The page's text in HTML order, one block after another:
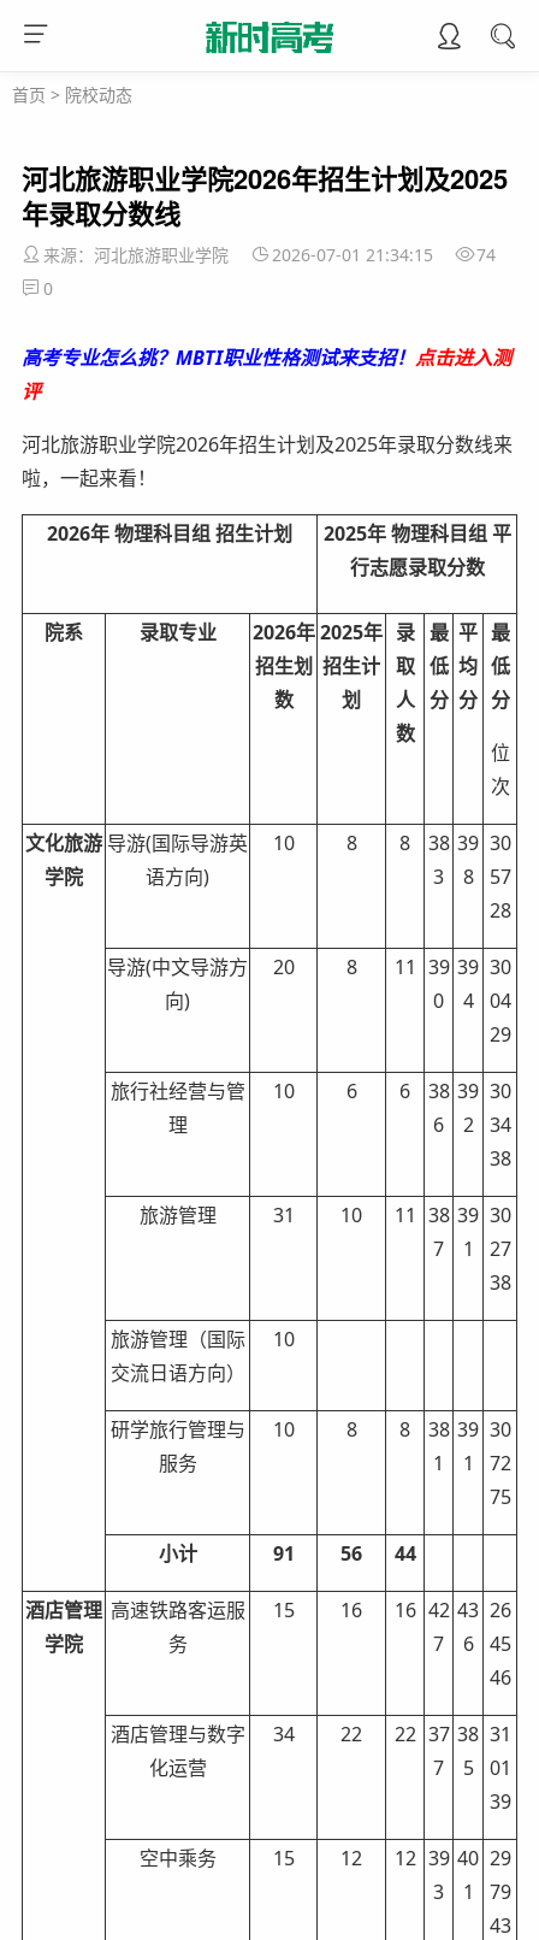
首页 > 院校动态
河北旅游职业学院2026年招生计划及2025
年录取分数线
来源：河北旅游职业学院 2026-07-01 21:34:15
74
0
高考专业怎么挑？MBTI职业性格测试来支招！ 点击进入测
评
河北旅游职业学院2026年招生计划及2025年录取分数线来
啦，一起来看！
2026年 物理科目组 招生计划
2025年 物理科目组 平
行志愿录取分数
院系 录取专业
2026年
招生划
数
2025年
招生计
划
录
取
人
数
最
低
分
平
均
分
最
低
分
位
次
文化旅游
学院
导游(国际导游英
语方向)
10 8 8
38
3
39
8
30
57
28
导游(中文导游方
向)
20 8 11 39
0
39
4
30
04
29
旅行社经营与管
理
10 6 6
38
6
39
2
30
34
38
旅游管理 31 10 11 38
7
39
1
30
27
38
旅游管理（国际
交流日语方向）
10
研学旅行管理与
服务
10 8 8
38
1
39
1
30
72
75
小计 91 56 44
酒店管理
学院
高速铁路客运服
务
15 16 16 42
7
43
6
26
45
46
酒店管理与数字
化运营
34 22 22 37
7
38
5
31
01
39
空中乘务 15 12 12 39
3
40
1
29
79
43